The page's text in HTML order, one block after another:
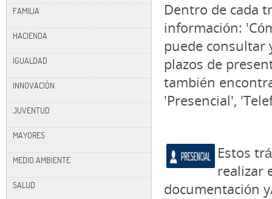
FAMILIA
HACIENDA
IGUALDAD
INNOVACIÓN
JUVENTUD
MAYORES
MEDIO AMBIENTE
SALUD
Dentro de cada
información:
puede consultar
plazos de
también
'Presencial',
Estos
realizar
documentación